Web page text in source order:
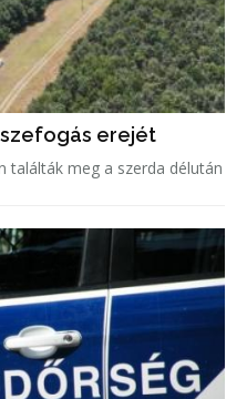
erejét
találták meg a szerda délután